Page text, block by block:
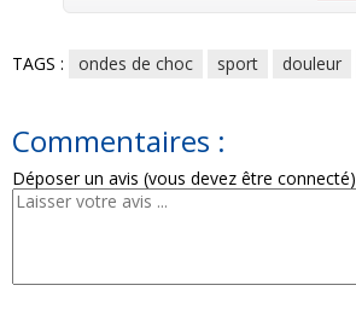
TAGS : ondes de choc sport douleur
Commentaires :
Déposer un avis (vous devez être connecté)